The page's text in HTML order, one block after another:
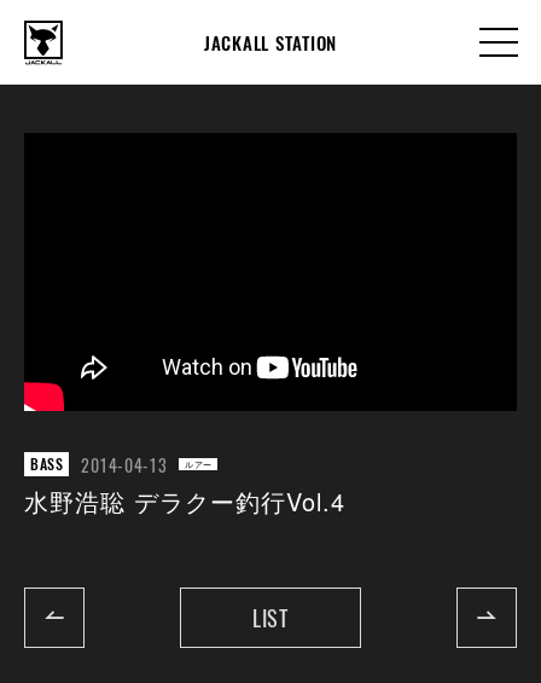
JACKALL STATION
BASS 2014-04-13 ルアー
水野浩聡 デラクー釣行Vol.4
LIST